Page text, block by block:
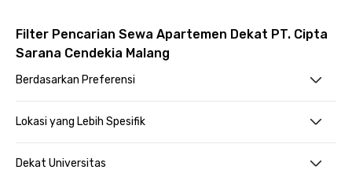
Filter Pencarian Sewa Apartemen Dekat PT. Cipta
Sarana Cendekia Malang
Berdasarkan Preferensi
Lokasi yang Lebih Spesifik
Dekat Universitas